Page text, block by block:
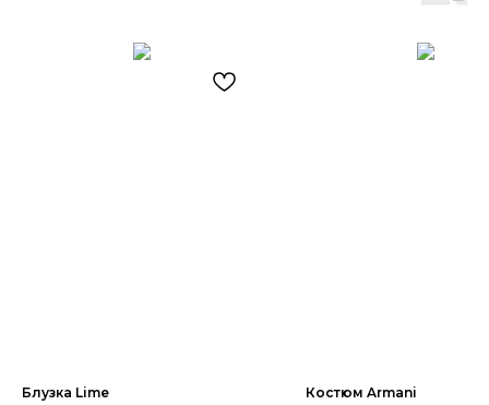
Блузка Lime
Костюм Armani